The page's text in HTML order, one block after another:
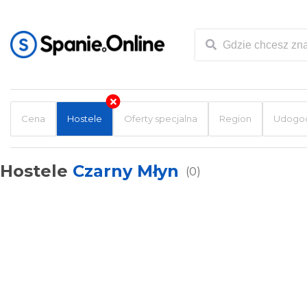
Cena Hostele Oferty specjalna Region
Hostele Czarny Młyn (0)